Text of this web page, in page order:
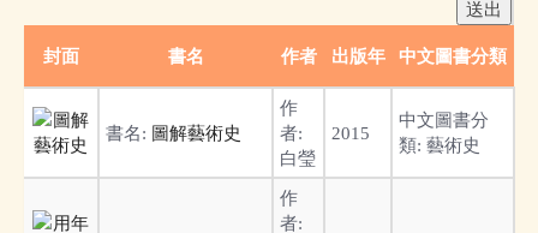
封面 書名 作者 出版年 中文圖書分類
書名: 圖解藝術史
作
者:
白瑩
2015
中文圖書分
類: 藝術史
作
者: